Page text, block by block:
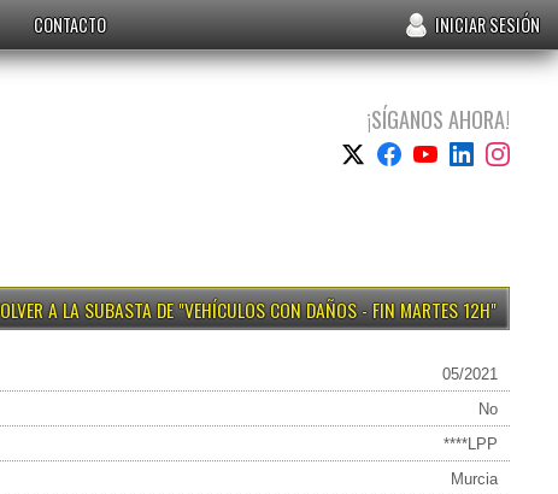
CONTACTO INICIAR SESIÓN
¡SÍGANOS AHORA!
VEHÍCULOS CON DAÑOS - FIN MARTES 12H
05/2021
No
****LPP
Murcia